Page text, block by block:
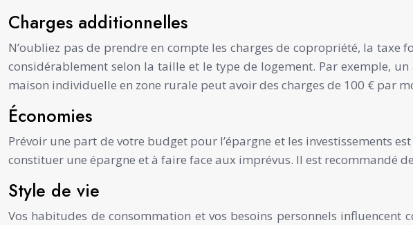
Charges additionnelles
N’oubliez pas de prendre en compte les charges de copropriété, la taxe
considérablement selon la taille et le type de logement. Par exemple,
maison individuelle en zone rurale peut avoir des charges de 100 € par
Économies
Prévoir une part de votre budget pour l’épargne et les investissements
constituer une épargne et à faire face aux imprévus. Il est recommandé
Style de vie
Vos habitudes de consommation et vos besoins personnels